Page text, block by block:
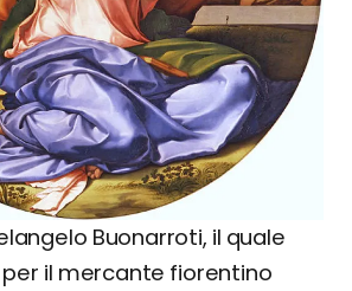
Buonarroti, il quale
il mercante fiorentino